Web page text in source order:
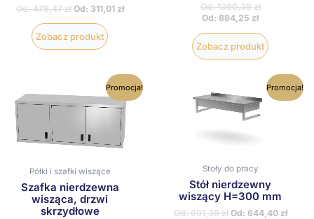
Od:478,47zł Od: 311,01 zł
Zobacz produkt
Od:1360,38zł
Od: 884,25 zł
Zobacz produkt
Promocja!
Półki i szafki wiszące
Szafka nierdzewna
wisząca, drzwi
skrzydłowe
Ten
produkt
ma
wiele
wariantów.
Opcje
na
stronie
Promocja!
Stoły do pracy
Stół nierdzewny
wiszący H=300 mm
Od:991,38zł Od: 644,40 zł
Ten
produkt
stronie
produktu